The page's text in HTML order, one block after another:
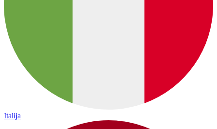
Italija